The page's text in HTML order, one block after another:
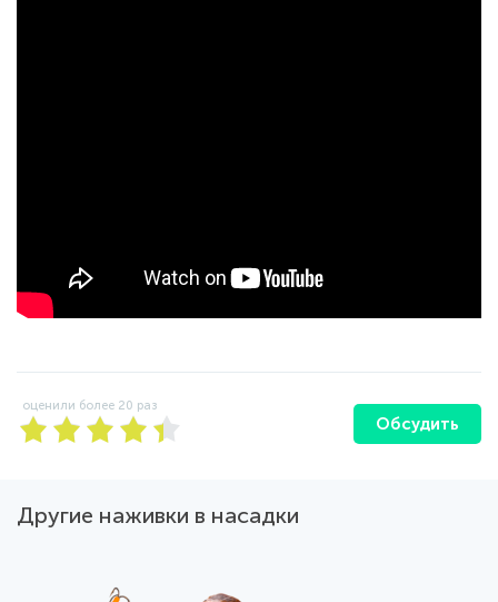
оценили более 20 раз
Обсудить
Другие наживки в насадки